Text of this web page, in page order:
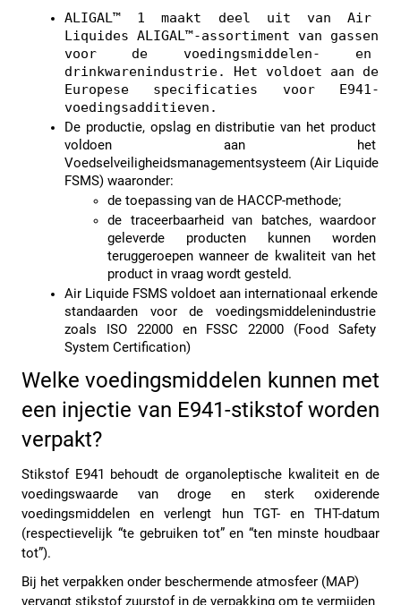
ALIGAL™ 1 maakt deel uit van Air
Liquides ALIGAL™-assortiment van gassen
voor de voedingsmiddelen- en
drinkwarenindustrie. Het voldoet aan de
Europese specificaties voor E941-
voedingsadditieven.
De productie, opslag en distributie van het product
voldoen aan het
Voedselveiligheidsmanagementsysteem (Air Liquide
FSMS) waaronder:
de toepassing van de HACCP-methode;
de traceerbaarheid van batches, waardoor
geleverde producten kunnen worden
teruggeroepen wanneer de kwaliteit van het
product in vraag wordt gesteld.
Air Liquide FSMS voldoet aan internationaal erkende
standaarden voor de voedingsmiddelenindustrie
zoals ISO 22000 en FSSC 22000 (Food Safety
System Certification)
Welke voedingsmiddelen kunnen met
een injectie van E941-stikstof worden
verpakt?
Stikstof E941 behoudt de organoleptische kwaliteit en de
voedingswaarde van droge en sterk oxiderende
voedingsmiddelen en verlengt hun TGT- en THT-datum
(respectievelijk “te gebruiken tot” en “ten minste houdbaar
tot”).
Bij het verpakken onder beschermende atmosfeer (MAP)
vervangt stikstof zuurstof in de verpakking om te vermijden